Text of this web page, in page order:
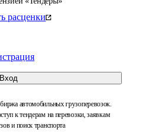
расценки
Вход
автомобильных грузоперевозок.
к тендерам на перевозки, заявкам
и поиск транспорта